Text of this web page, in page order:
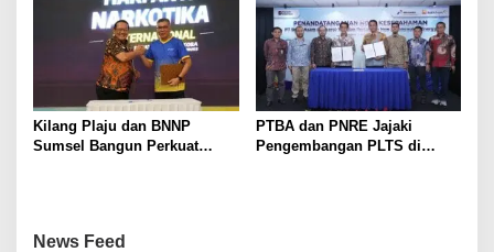
Kilang Plaju dan BNNP
Sumsel Bangun Perkuat
PTBA dan PNRE Jajaki
Pengembangan PLTS di
News Feed